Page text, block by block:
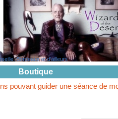
Bordeaux et d'ailleurs
Boutique
une séance de mouvements